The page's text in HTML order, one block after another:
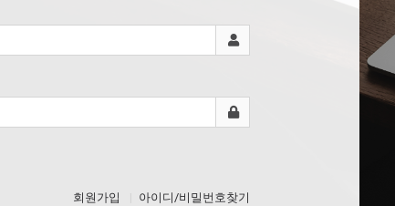
회원가입 아이디/비밀번호찾기